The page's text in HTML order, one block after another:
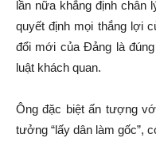
lần nữa khẳng định chân
quyết định mọi thắng lợi
đổi mới của Đảng là
luật khách quan.
Ông đặc biệt ấn tượng
tưởng “lấy dân làm gốc”,